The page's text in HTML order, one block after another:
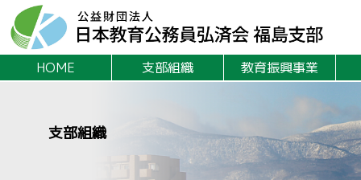
HOME 支部組織 教育振興事業
支部組織